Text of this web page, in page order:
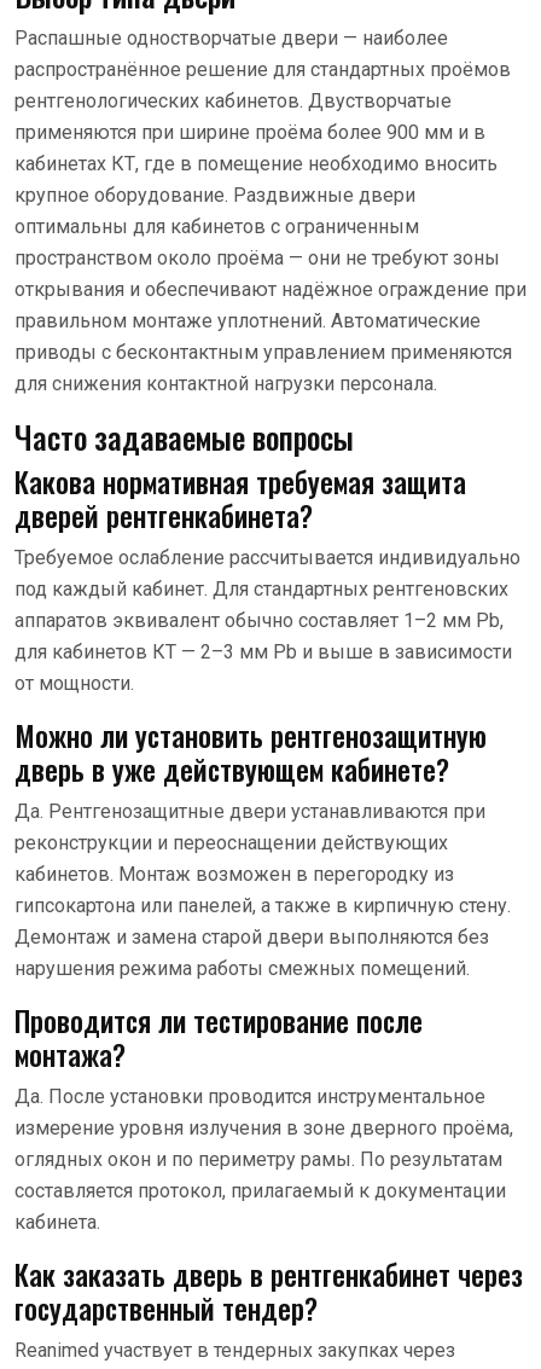
Распашные одностворчатые двери — наиболее
распространённое решение для стандартных проёмов
рентгенологических кабинетов. Двустворчатые
применяются при ширине проёма более 900 мм и в
кабинетах КТ, где в помещение необходимо вносить
крупное оборудование. Раздвижные двери
оптимальны для кабинетов с ограниченным
пространством около проёма — они не требуют зоны
открывания и обеспечивают надёжное ограждение при
правильном монтаже уплотнений. Автоматические
приводы с бесконтактным управлением применяются
для снижения контактной нагрузки персонала.
Часто задаваемые вопросы
Какова нормативная требуемая защита
дверей рентгенкабинета?
Требуемое ослабление рассчитывается индивидуально
под каждый кабинет. Для стандартных рентгеновских
аппаратов эквивалент обычно составляет 1–2 мм Pb,
для кабинетов КТ — 2–3 мм Pb и выше в зависимости
от мощности.
Можно ли установить рентгенозащитную
дверь в уже действующем кабинете?
Да. Рентгенозащитные двери устанавливаются при
реконструкции и переоснащении действующих
кабинетов. Монтаж возможен в перегородку из
гипсокартона или панелей, а также в кирпичную стену.
Демонтаж и замена старой двери выполняются без
нарушения режима работы смежных помещений.
Проводится ли тестирование после
монтажа?
Да. После установки проводится инструментальное
измерение уровня излучения в зоне дверного проёма,
оглядных окон и по периметру рамы. По результатам
составляется протокол, прилагаемый к документации
кабинета.
Как заказать дверь в рентгенкабинет через
государственный тендер?
Reanimed участвует в тендерных закупках через